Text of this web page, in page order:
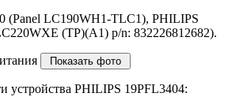
(Panel LC190WH1-TLC1), PHILIPS
(TP)(A1) p/n: 832226812682).
устройства PHILIPS 19PFL3404: